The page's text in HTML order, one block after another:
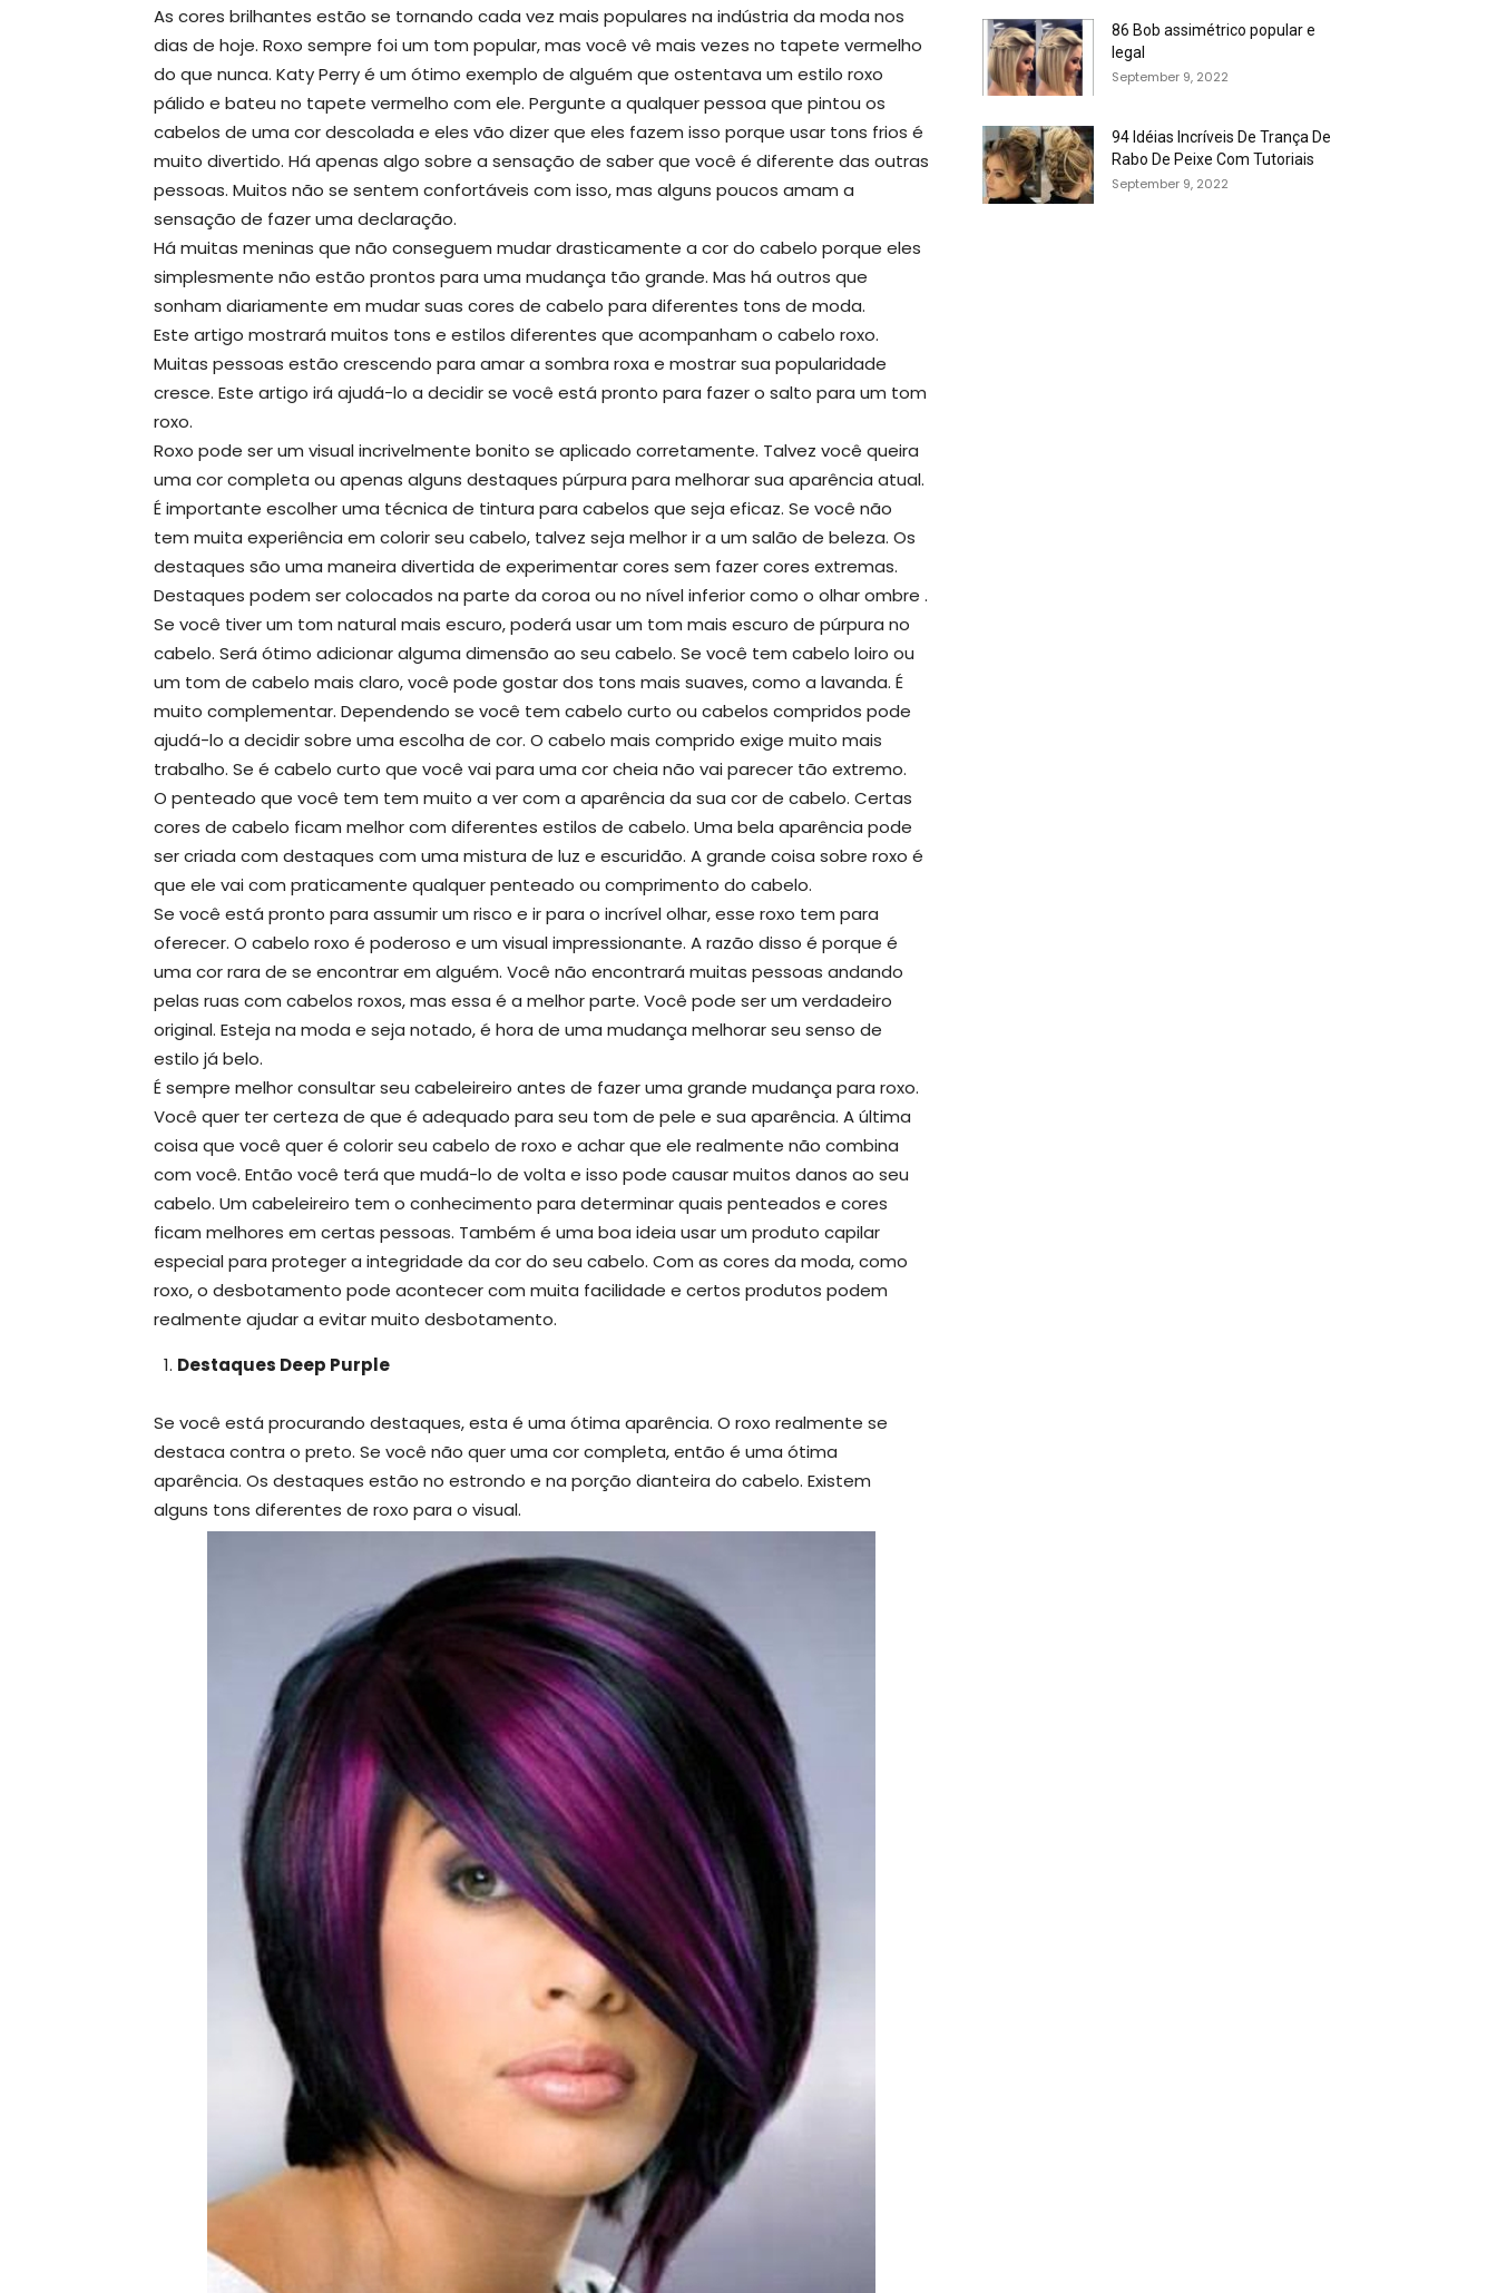
As cores brilhantes estão se tornando cada vez mais populares na indústria da moda nos
dias de hoje. Roxo sempre foi um tom popular, mas você vê mais vezes no tapete vermelho
do que nunca. Katy Perry é um ótimo exemplo de alguém que ostentava um estilo roxo
pálido e bateu no tapete vermelho com ele. Pergunte a qualquer pessoa que pintou os
cabelos de uma cor descolada e eles vão dizer que eles fazem isso porque usar tons frios é
muito divertido. Há apenas algo sobre a sensação de saber que você é diferente das outras
pessoas. Muitos não se sentem confortáveis ​​com isso, mas alguns poucos amam a
sensação de fazer uma declaração.
Há muitas meninas que não conseguem mudar drasticamente a cor do cabelo porque eles
simplesmente não estão prontos para uma mudança tão grande. Mas há outros que
sonham diariamente em mudar suas cores de cabelo para diferentes tons de moda.
Este artigo mostrará muitos tons e estilos diferentes que acompanham o cabelo roxo.
Muitas pessoas estão crescendo para amar a sombra roxa e mostrar sua popularidade
cresce. Este artigo irá ajudá-lo a decidir se você está pronto para fazer o salto para um tom
roxo.
Roxo pode ser um visual incrivelmente bonito se aplicado corretamente. Talvez você queira
uma cor completa ou apenas alguns destaques púrpura para melhorar sua aparência atual.
É importante escolher uma técnica de tintura para cabelos que seja eficaz. Se você não
tem muita experiência em colorir seu cabelo, talvez seja melhor ir a um salão de beleza. Os
destaques são uma maneira divertida de experimentar cores sem fazer cores extremas.
Destaques podem ser colocados na parte da coroa ou no nível inferior como o olhar ombre .
Se você tiver um tom natural mais escuro, poderá usar um tom mais escuro de púrpura no
cabelo. Será ótimo adicionar alguma dimensão ao seu cabelo. Se você tem cabelo loiro ou
um tom de cabelo mais claro, você pode gostar dos tons mais suaves, como a lavanda. É
muito complementar. Dependendo se você tem cabelo curto ou cabelos compridos pode
ajudá-lo a decidir sobre uma escolha de cor. O cabelo mais comprido exige muito mais
trabalho. Se é cabelo curto que você vai para uma cor cheia não vai parecer tão extremo.
O penteado que você tem tem muito a ver com a aparência da sua cor de cabelo. Certas
cores de cabelo ficam melhor com diferentes estilos de cabelo. Uma bela aparência pode
ser criada com destaques com uma mistura de luz e escuridão. A grande coisa sobre roxo é
que ele vai com praticamente qualquer penteado ou comprimento do cabelo.
Se você está pronto para assumir um risco e ir para o incrível olhar, esse roxo tem para
oferecer. O cabelo roxo é poderoso e um visual impressionante. A razão disso é porque é
uma cor rara de se encontrar em alguém. Você não encontrará muitas pessoas andando
pelas ruas com cabelos roxos, mas essa é a melhor parte. Você pode ser um verdadeiro
original. Esteja na moda e seja notado, é hora de uma mudança melhorar seu senso de
estilo já belo.
É sempre melhor consultar seu cabeleireiro antes de fazer uma grande mudança para roxo.
Você quer ter certeza de que é adequado para seu tom de pele e sua aparência. A última
coisa que você quer é colorir seu cabelo de roxo e achar que ele realmente não combina
com você. Então você terá que mudá-lo de volta e isso pode causar muitos danos ao seu
cabelo. Um cabeleireiro tem o conhecimento para determinar quais penteados e cores
ficam melhores em certas pessoas. Também é uma boa ideia usar um produto capilar
especial para proteger a integridade da cor do seu cabelo. Com as cores da moda, como
roxo, o desbotamento pode acontecer com muita facilidade e certos produtos podem
realmente ajudar a evitar muito desbotamento.
Destaques Deep Purple
Se você está procurando destaques, esta é uma ótima aparência. O roxo realmente se
destaca contra o preto. Se você não quer uma cor completa, então é uma ótima
aparência. Os destaques estão no estrondo e na porção dianteira do cabelo. Existem
alguns tons diferentes de roxo para o visual.
86 Bob assimétrico popular e
legal
September 9, 2022
94 Idéias Incríveis De Trança De
Rabo De Peixe Com Tutoriais
September 9, 2022